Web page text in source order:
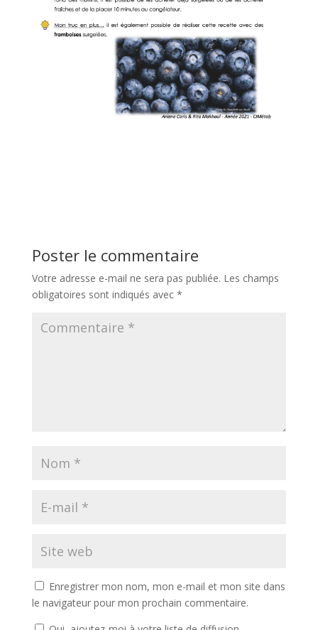
Poster le commentaire
Votre adresse e-mail ne sera pas publiée. Les champs
obligatoires sont indiqués avec *
Enregistrer mon nom, mon e-mail et mon site dans
le navigateur pour mon prochain commentaire.